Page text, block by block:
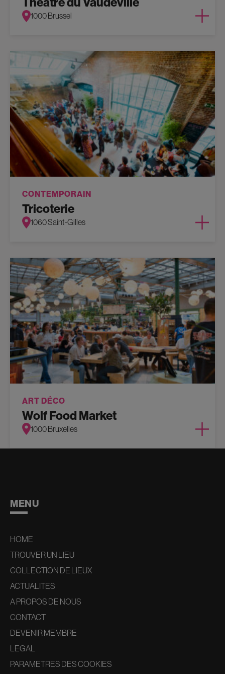
1000 Brussel
CONTEMPORAIN
Tricoterie
1060 Saint-Gilles
ART DÉCO
Wolf Food Market
1000 Bruxelles
MENU
HOME
TROUVER UN LIEU
COLLECTION DE LIEUX
ACTUALITES
A PROPOS DE NOUS
CONTACT
DEVENIR MEMBRE
LEGAL
PARAMETRES DES COOKIES